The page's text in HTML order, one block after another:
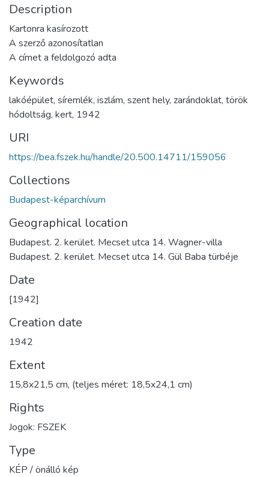
Description
Kartonra kasírozott
A szerző azonosítatlan
A címet a feldolgozó adta
Keywords
lakóépület, síremlék, iszlám, szent hely, zarándoklat, török
hódoltság, kert, 1942
URI
https://bea.fszek.hu/handle/20.500.14711/159056
Collections
Budapest-képarchívum
Geographical location
Budapest. 2. kerület. Mecset utca 14. Wagner-villa
Budapest. 2. kerület. Mecset utca 14. Gül Baba türbéje
Date
[1942]
Creation date
1942
Extent
15,8x21,5 cm, (teljes méret: 18,5x24,1 cm)
Rights
Jogok: FSZEK
Type
KÉP / önálló kép